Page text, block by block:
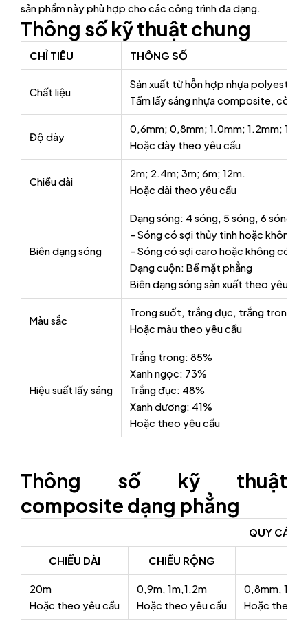
sản phẩm này phù hợp cho các công trình đa dạng.
Thông số kỹ thuật chung
CHỈ TIÊU THÔNG SỐ
Chất liệu
Sản xuất từ hỗn hợp nhựa polyester
Tấm lấy sáng nhựa composite, còn
Độ dày
0,6mm; 0,8mm; 1.0mm; 1.2mm;
Hoặc dày theo yêu cầu
Chiều dài
2m; 2.4m; 3m; 6m; 12m.
Hoặc dài theo yêu cầu
Biên dạng sóng
Dạng sóng: 4 sóng, 5 sóng, 6 sóng,
– Sóng có sợi thủy tinh hoặc không
– Sóng có sợi caro hoặc không có
Dạng cuộn: Bề mặt phẳng
Biên dạng sóng sản xuất theo yêu cầu
Màu sắc
Trong suốt, trắng đục, trắng trong,
Hoặc màu theo yêu cầu
Hiệu suất lấy sáng
Trắng trong: 85%
Xanh ngọc: 73%
Trắng đục: 48%
Xanh dương: 41%
Hoặc theo yêu cầu
Thông số kỹ thuật
composite dạng phẳng
QUY CÁCH
CHIỀU DÀI CHIỀU RỘNG
20m
Hoặc theo yêu cầu
0,9m, 1m,1.2m
Hoặc theo yêu cầu
0,8mm,
Hoặc theo